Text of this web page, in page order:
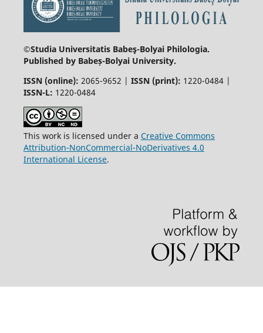
©Studia Universitatis Babeş-Bolyai Philologia.
Published by Babeș-Bolyai University.
ISSN (online): 2065-9652 | ISSN (print): 1220-0484 |
ISSN-L: 1220-0484
This work is licensed under a Creative Commons
Attribution-NonCommercial-NoDerivatives 4.0
International License.